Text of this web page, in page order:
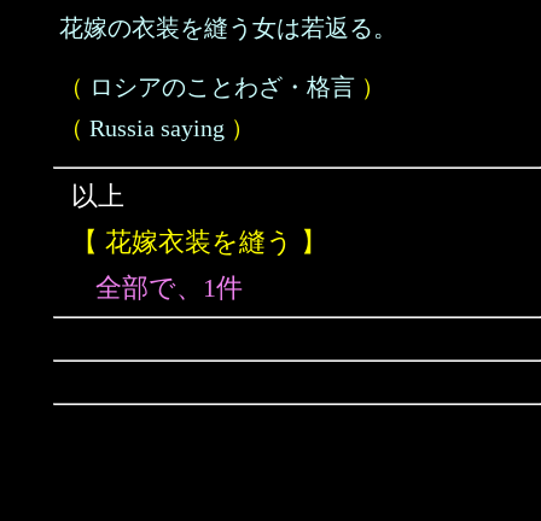
花嫁の衣装を縫う女は若返る。
（ ロシアのことわざ・格言 ）
（ Russia saying ）
以上
【 花嫁衣装を縫う 】
全部で、1件